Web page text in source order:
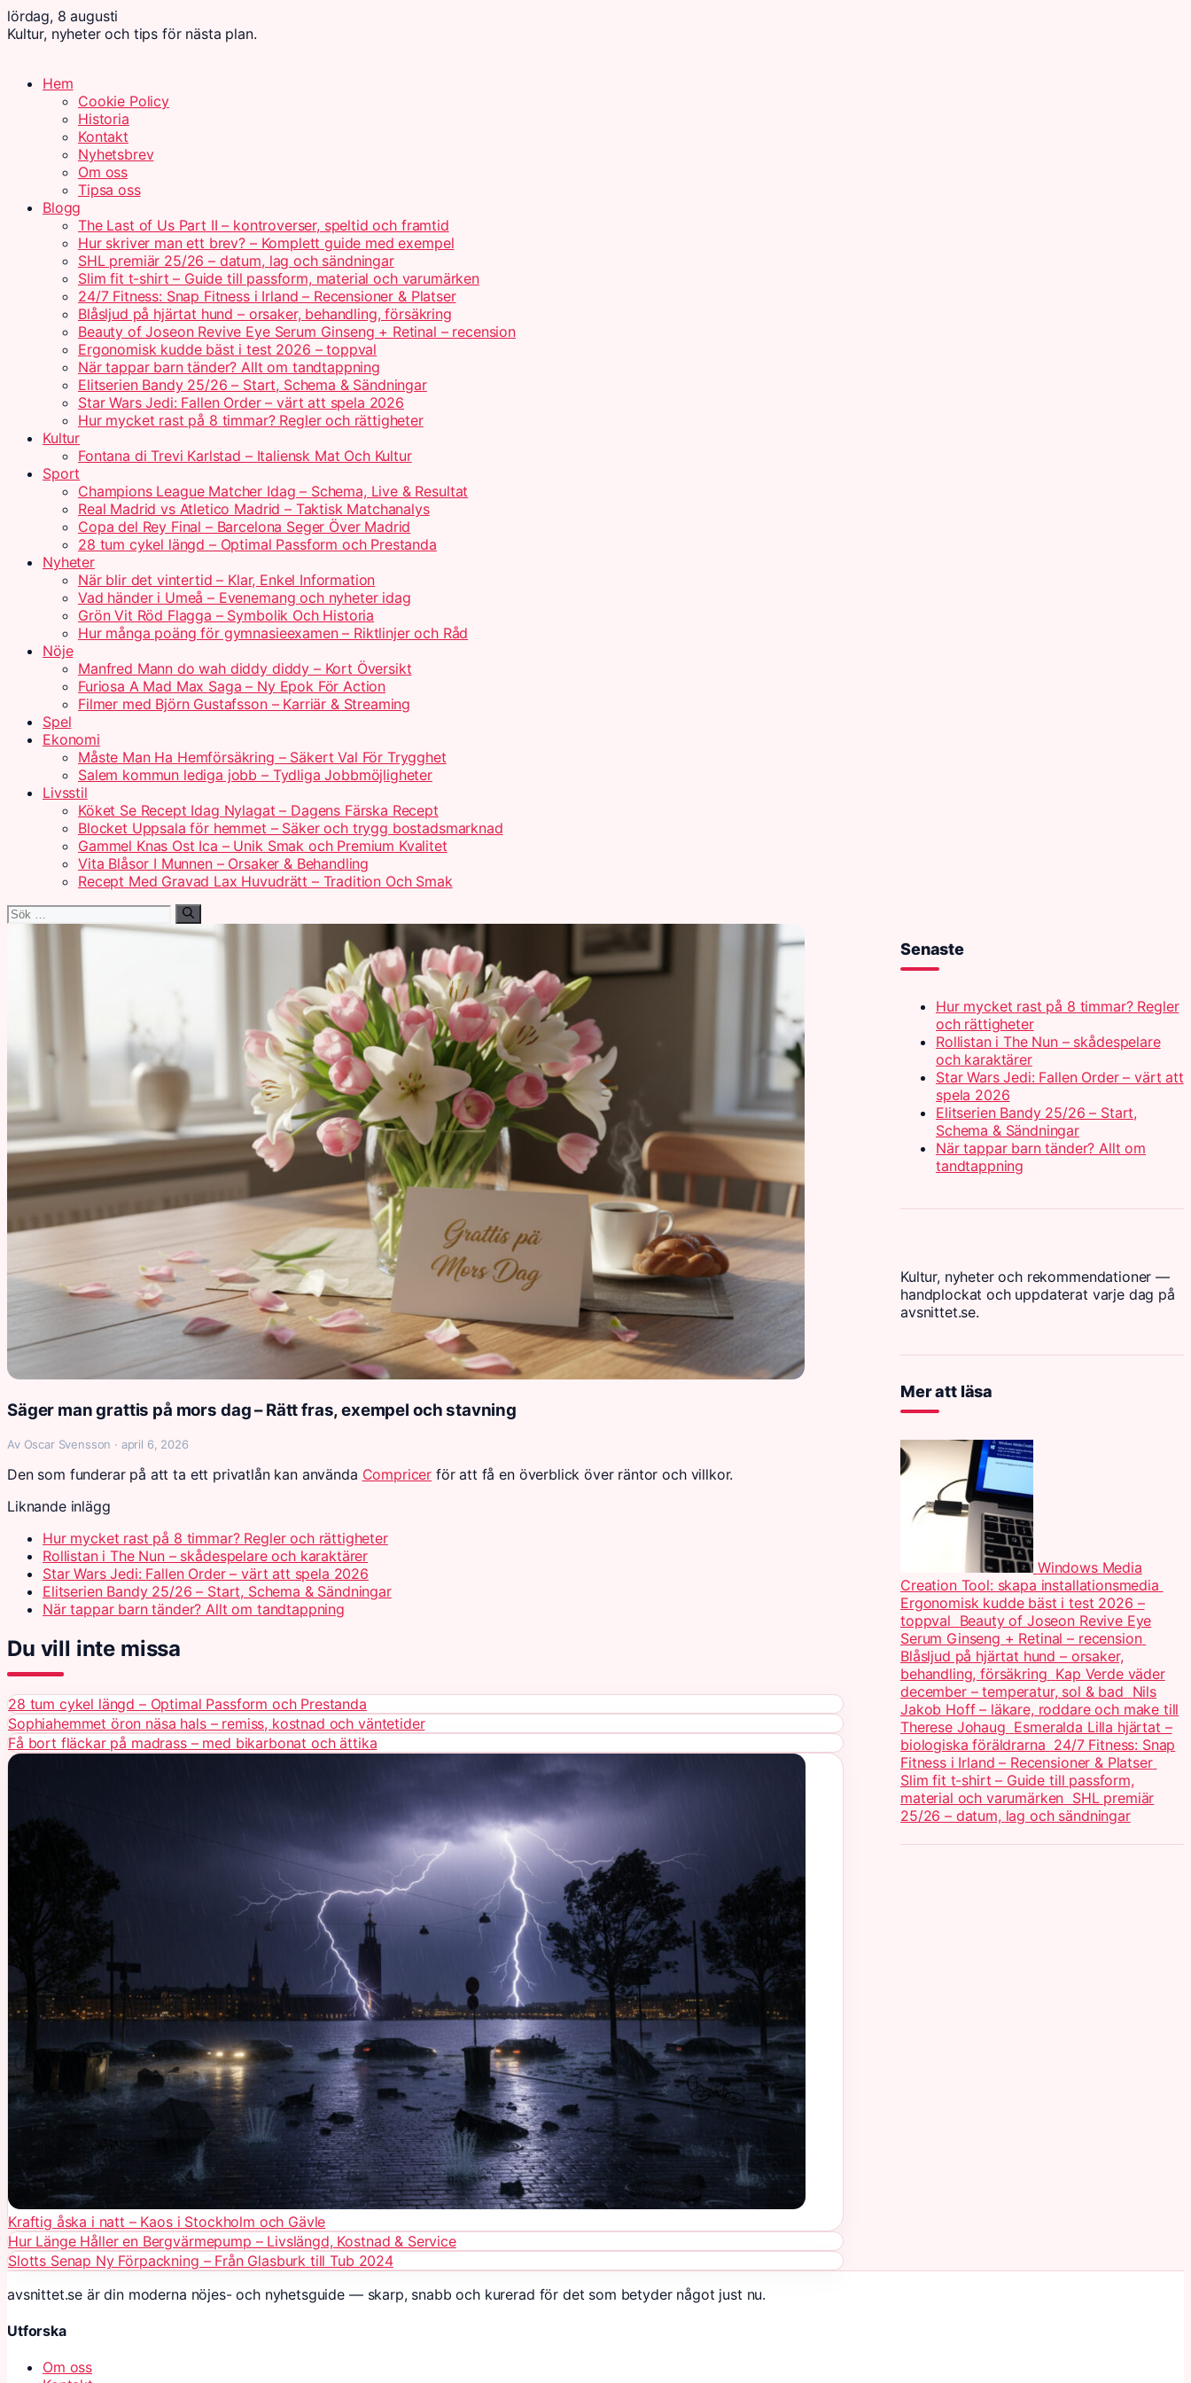
lördag, 8 augusti
Kultur, nyheter och tips för nästa plan.
Hem
Cookie Policy
Historia
Kontakt
Nyhetsbrev
Om oss
Tipsa oss
Blogg
The Last of Us Part II – kontroverser, speltid och framtid
Hur skriver man ett brev? – Komplett guide med exempel
SHL premiär 25/26 – datum, lag och sändningar
Slim fit t-shirt – Guide till passform, material och varumärken
24/7 Fitness: Snap Fitness i Irland – Recensioner & Platser
Blåsljud på hjärtat hund – orsaker, behandling, försäkring
Beauty of Joseon Revive Eye Serum Ginseng + Retinal – recension
Ergonomisk kudde bäst i test 2026 – toppval
När tappar barn tänder? Allt om tandtappning
Elitserien Bandy 25/26 – Start, Schema & Sändningar
Star Wars Jedi: Fallen Order – värt att spela 2026
Hur mycket rast på 8 timmar? Regler och rättigheter
Kultur
Fontana di Trevi Karlstad – Italiensk Mat Och Kultur
Sport
Champions League Matcher Idag – Schema, Live & Resultat
Real Madrid vs Atletico Madrid – Taktisk Matchanalys
Copa del Rey Final – Barcelona Seger Över Madrid
28 tum cykel längd – Optimal Passform och Prestanda
Nyheter
När blir det vintertid – Klar, Enkel Information
Vad händer i Umeå – Evenemang och nyheter idag
Grön Vit Röd Flagga – Symbolik Och Historia
Hur många poäng för gymnasieexamen – Riktlinjer och Råd
Nöje
Manfred Mann do wah diddy diddy – Kort Översikt
Furiosa A Mad Max Saga – Ny Epok För Action
Filmer med Björn Gustafsson – Karriär & Streaming
Spel
Ekonomi
Måste Man Ha Hemförsäkring – Säkert Val För Trygghet
Salem kommun lediga jobb – Tydliga Jobbmöjligheter
Livsstil
Köket Se Recept Idag Nylagat – Dagens Färska Recept
Blocket Uppsala för hemmet – Säker och trygg bostadsmarknad
Gammel Knas Ost Ica – Unik Smak och Premium Kvalitet
Vita Blåsor I Munnen – Orsaker & Behandling
Recept Med Gravad Lax Huvudrätt – Tradition Och Smak
Sök
Säger man grattis på mors dag – Rätt fras, exempel och stavning
Av Oscar Svensson · april 6, 2026
Den som funderar på att ta ett privatlån kan använda Compricer för att få en överblick över räntor och villkor.
Liknande inlägg
Hur mycket rast på 8 timmar? Regler och rättigheter
Rollistan i The Nun – skådespelare och karaktärer
Star Wars Jedi: Fallen Order – värt att spela 2026
Elitserien Bandy 25/26 – Start, Schema & Sändningar
När tappar barn tänder? Allt om tandtappning
Du vill inte missa
28 tum cykel längd – Optimal Passform och Prestanda
Sophiahemmet öron näsa hals – remiss, kostnad och väntetider
Få bort fläckar på madrass – med bikarbonat och ättika
Kraftig åska i natt – Kaos i Stockholm och Gävle
Hur Länge Håller en Bergvärmepump – Livslängd, Kostnad & Service
Slotts Senap Ny Förpackning – Från Glasburk till Tub 2024
Senaste
Hur mycket rast på 8 timmar? Regler
och rättigheter
Rollistan i The Nun – skådespelare
och karaktärer
Star Wars Jedi: Fallen Order – värt att
spela 2026
Elitserien Bandy 25/26 – Start,
Schema & Sändningar
När tappar barn tänder? Allt om
tandtappning
Kultur, nyheter och rekommendationer —
handplockat och uppdaterat varje dag på
avsnittet.se.
Mer att läsa
Windows Media
Creation Tool: skapa installationsmedia
Ergonomisk kudde bäst i test 2026 –
toppval Beauty of Joseon Revive Eye
Serum Ginseng + Retinal – recension
Blåsljud på hjärtat hund – orsaker,
behandling, försäkring Kap Verde väder
december – temperatur, sol & bad Nils
Jakob Hoff – läkare, roddare och make till
Therese Johaug Esmeralda Lilla hjärtat –
biologiska föräldrarna 24/7 Fitness: Snap
Fitness i Irland – Recensioner & Platser
Slim fit t-shirt – Guide till passform,
material och varumärken SHL premiär
25/26 – datum, lag och sändningar
avsnittet.se är din moderna nöjes- och nyhetsguide — skarp, snabb och kurerad för det som betyder något just nu.
Utforska
Om oss